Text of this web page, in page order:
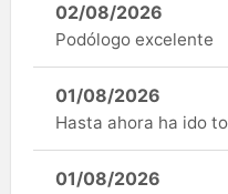
02/08/2026
Podólogo excelente
01/08/2026
Hasta ahora ha ido
01/08/2026